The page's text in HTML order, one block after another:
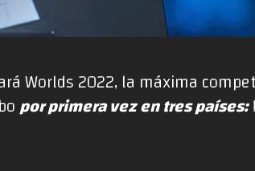
Worlds 2022, la máxima
por primera vez en tres países: